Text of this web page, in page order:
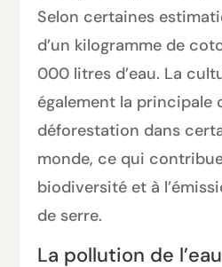
Selon certaines
d’un kilogramme de
000 litres d’eau. La
également la principale
déforestation dans
monde, ce qui
biodiversité et à
de serre.
La pollution de